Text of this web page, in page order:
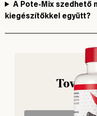
A Pote-Mix szedhető
kiegészítőkkel együtt?